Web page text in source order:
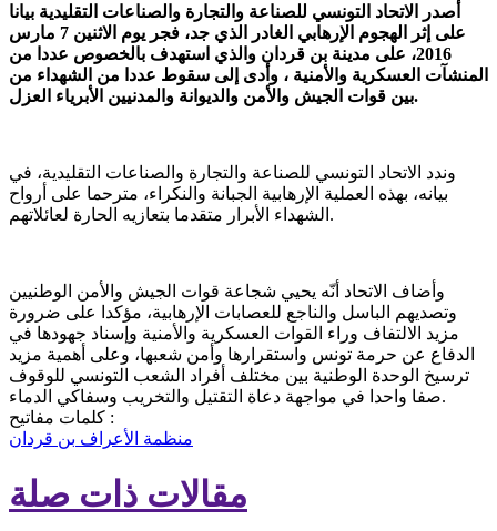
أصدر الاتحاد التونسي للصناعة والتجارة والصناعات التقليدية بيانا
على إثر الهجوم الإرهابي الغادر الذي جد، فجر يوم الاثنين 7 مارس
2016، على مدينة بن قردان والذي استهدف بالخصوص عددا من
المنشآت العسكرية والأمنية ، وأدى إلى سقوط عددا من الشهداء من
بين قوات الجيش والأمن والديوانة والمدنيين الأبرياء العزل.
وندد الاتحاد التونسي للصناعة والتجارة والصناعات التقليدية، في
بيانه، بهذه العملية الإرهابية الجبانة والنكراء، مترحما على أرواح
الشهداء الأبرار متقدما بتعازيه الحارة لعائلاتهم.
وأضاف الاتحاد أنّه يحيي شجاعة قوات الجيش والأمن الوطنيين
وتصديهم الباسل والناجع للعصابات الإرهابية، مؤكدا على ضرورة
مزيد الالتفاف وراء القوات العسكرية والأمنية وإسناد جهودها في
الدفاع عن حرمة تونس واستقرارها وأمن شعبها، وعلى أهمية مزيد
ترسيخ الوحدة الوطنية بين مختلف أفراد الشعب التونسي للوقوف
صفا واحدا في مواجهة دعاة التقتيل والتخريب وسفاكي الدماء.
كلمات مفاتيح :
منظمة الأعراف بن قردان
مقالات ذات صلة